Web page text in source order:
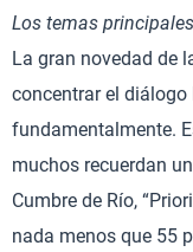
Los temas
La gran novedad de
concentrar el
fundamentalmente.
muchos recuerdan
Cumbre de Río,
nada menos que 55